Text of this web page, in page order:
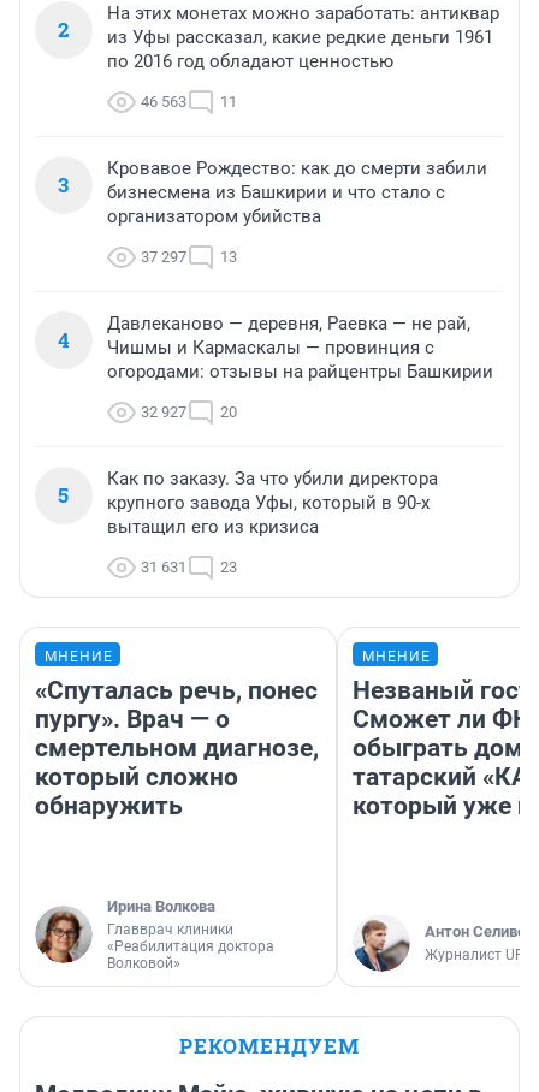
2
На этих монетах можно заработать: антиквар
из Уфы рассказал, какие редкие деньги 1961
по 2016 год обладают ценностью
46 563 11
3
Кровавое Рождество: как до смерти забили
бизнесмена из Башкирии и что стало с
организатором убийства
37 297 13
4
Давлеканово — деревня, Раевка — не рай,
Чишмы и Кармаскалы — провинция с
огородами: отзывы на райцентры Башкирии
32 927 20
5
Как по заказу. За что убили директора
крупного завода Уфы, который в 90-х
вытащил его из кризиса
31 631 23
МНЕНИЕ
«Спуталась речь, понес
пургу». Врач — о
смертельном диагнозе,
который сложно
обнаружить
Ирина Волкова
Главврач клиники
«Реабилитация доктора
Волковой»
МНЕНИЕ
Незваный
Сможет ли ФК
обыграть дома
татарский
который уже
Антон
Журналист
РЕКОМЕНДУЕМ